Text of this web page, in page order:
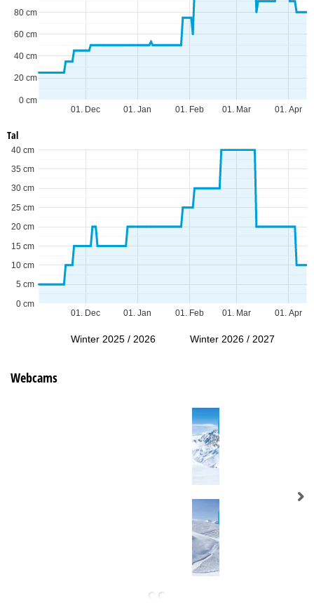
01. Dec 01. Jan 01. Feb 01. Mar 01. Apr
0 cm
20 cm
40 cm
60 cm
80 cm
Tal
01. Dec 01. Jan 01. Feb 01. Mar 01. Apr
0 cm
5 cm
10 cm
15 cm
20 cm
25 cm
30 cm
35 cm
40 cm
Winter 2025 / 2026 Winter 2026 / 2027
Webcams